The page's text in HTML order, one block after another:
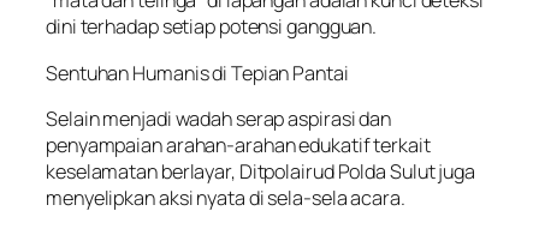
dini terhadap setiap potensi gangguan.
Sentuhan Humanis di Tepian Pantai
Selain menjadi wadah serap aspirasi dan
penyampaian arahan-arahan edukatif terkait
keselamatan berlayar, Ditpolairud Polda Sulut juga
menyelipkan aksi nyata di sela-sela acara.